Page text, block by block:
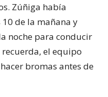
Zúñiga había
de la mañana y
noche para conducir
el equipo
bromas antes de